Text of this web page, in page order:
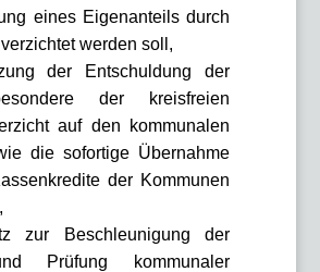
eines Eigenanteils durch
werden soll,
der Entschuldung der
der kreisfreien
auf den kommunalen
die sofortige Übernahme
der Kommunen
zur Beschleunigung der
Prüfung kommunaler